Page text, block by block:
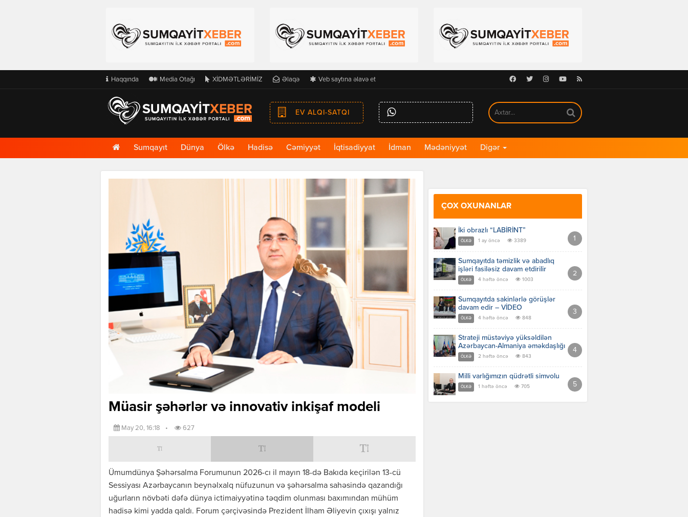
Haqqında Media Otağı XİDMƏTLƏRİMİZ Əlaqə Veb saytına əlavə et Facebook
TwitterInstagramYoutubeRSS
EV ALQI-SATQI
Ana
Səhifə
Sumqayıt Dünya Ölkə Hadisə Cəmiyyət İqtisadiyyat İdman Mədəniyyət Digər
Müasir şəhərlər və innovativ inkişaf modeli
May 20, 16:18 • 627
Ümumdünya Şəhərsalma Forumunun 2026-cı il mayın 18-də Bakıda keçirilən 13-cü
Sessiyası Azərbaycanın beynəlxalq nüfuzunun və şəhərsalma sahəsində qazandığı
uğurların növbəti dəfə dünya ictimaiyyətinə təqdim olunması baxımından mühüm
hadisə kimi yadda qaldı. Forum çərçivəsində Prezident İlham Əliyevin çıxışı yalnız
ÇOX OXUNANLAR
İki obrazlı “LABİRİNT”
ÖLKƏ 1 ay öncə 3389
Sumqayıtda təmizlik və abadlıq
işləri fasiləsiz davam etdirilir
ÖLKƏ 4 həftə öncə 1003
Sumqayıtda sakinlərlə görüşlər
davam edir – VİDEO
ÖLKƏ 4 həftə öncə 848
Strateji müstəviyə yüksəldilən
Azərbaycan-Almaniya əməkdaşlığı
ÖLKƏ 2 həftə öncə 843
Milli varlığımızın qüdrətli simvolu
ÖLKƏ 1 həftə öncə 705